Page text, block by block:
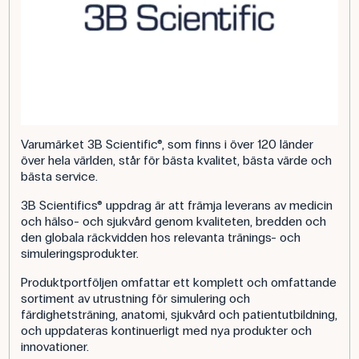
Varumärket 3B Scientific®, som finns i över 120 länder
över hela världen, står för bästa kvalitet, bästa värde och
bästa service.
3B Scientifics® uppdrag är att främja leverans av medicin
och hälso- och sjukvård genom kvaliteten, bredden och
den globala räckvidden hos relevanta tränings- och
simuleringsprodukter.
Produktportföljen omfattar ett komplett och omfattande
sortiment av utrustning för simulering och
färdighetsträning, anatomi, sjukvård och patientutbildning,
och uppdateras kontinuerligt med nya produkter och
innovationer.